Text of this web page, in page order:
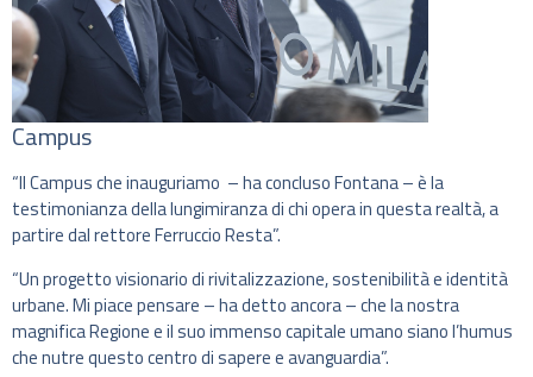
Campus
“Il Campus che inauguriamo – ha concluso Fontana – è la
testimonianza della lungimiranza di chi opera in questa realtà, a
partire dal rettore Ferruccio Resta”.
“Un progetto visionario di rivitalizzazione, sostenibilità e identità
urbane. Mi piace pensare – ha detto ancora – che la nostra
magnifica Regione e il suo immenso capitale umano siano l’humus
che nutre questo centro di sapere e avanguardia”.